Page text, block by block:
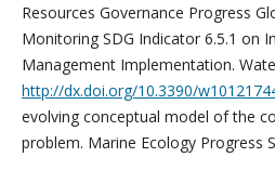
Resources Governance Progress
Monitoring SDG Indicator 6.5.1 on
Management Implementation.
http://dx.doi.org/10.3390/
evolving conceptual model of the
problem. Marine Ecology Progress